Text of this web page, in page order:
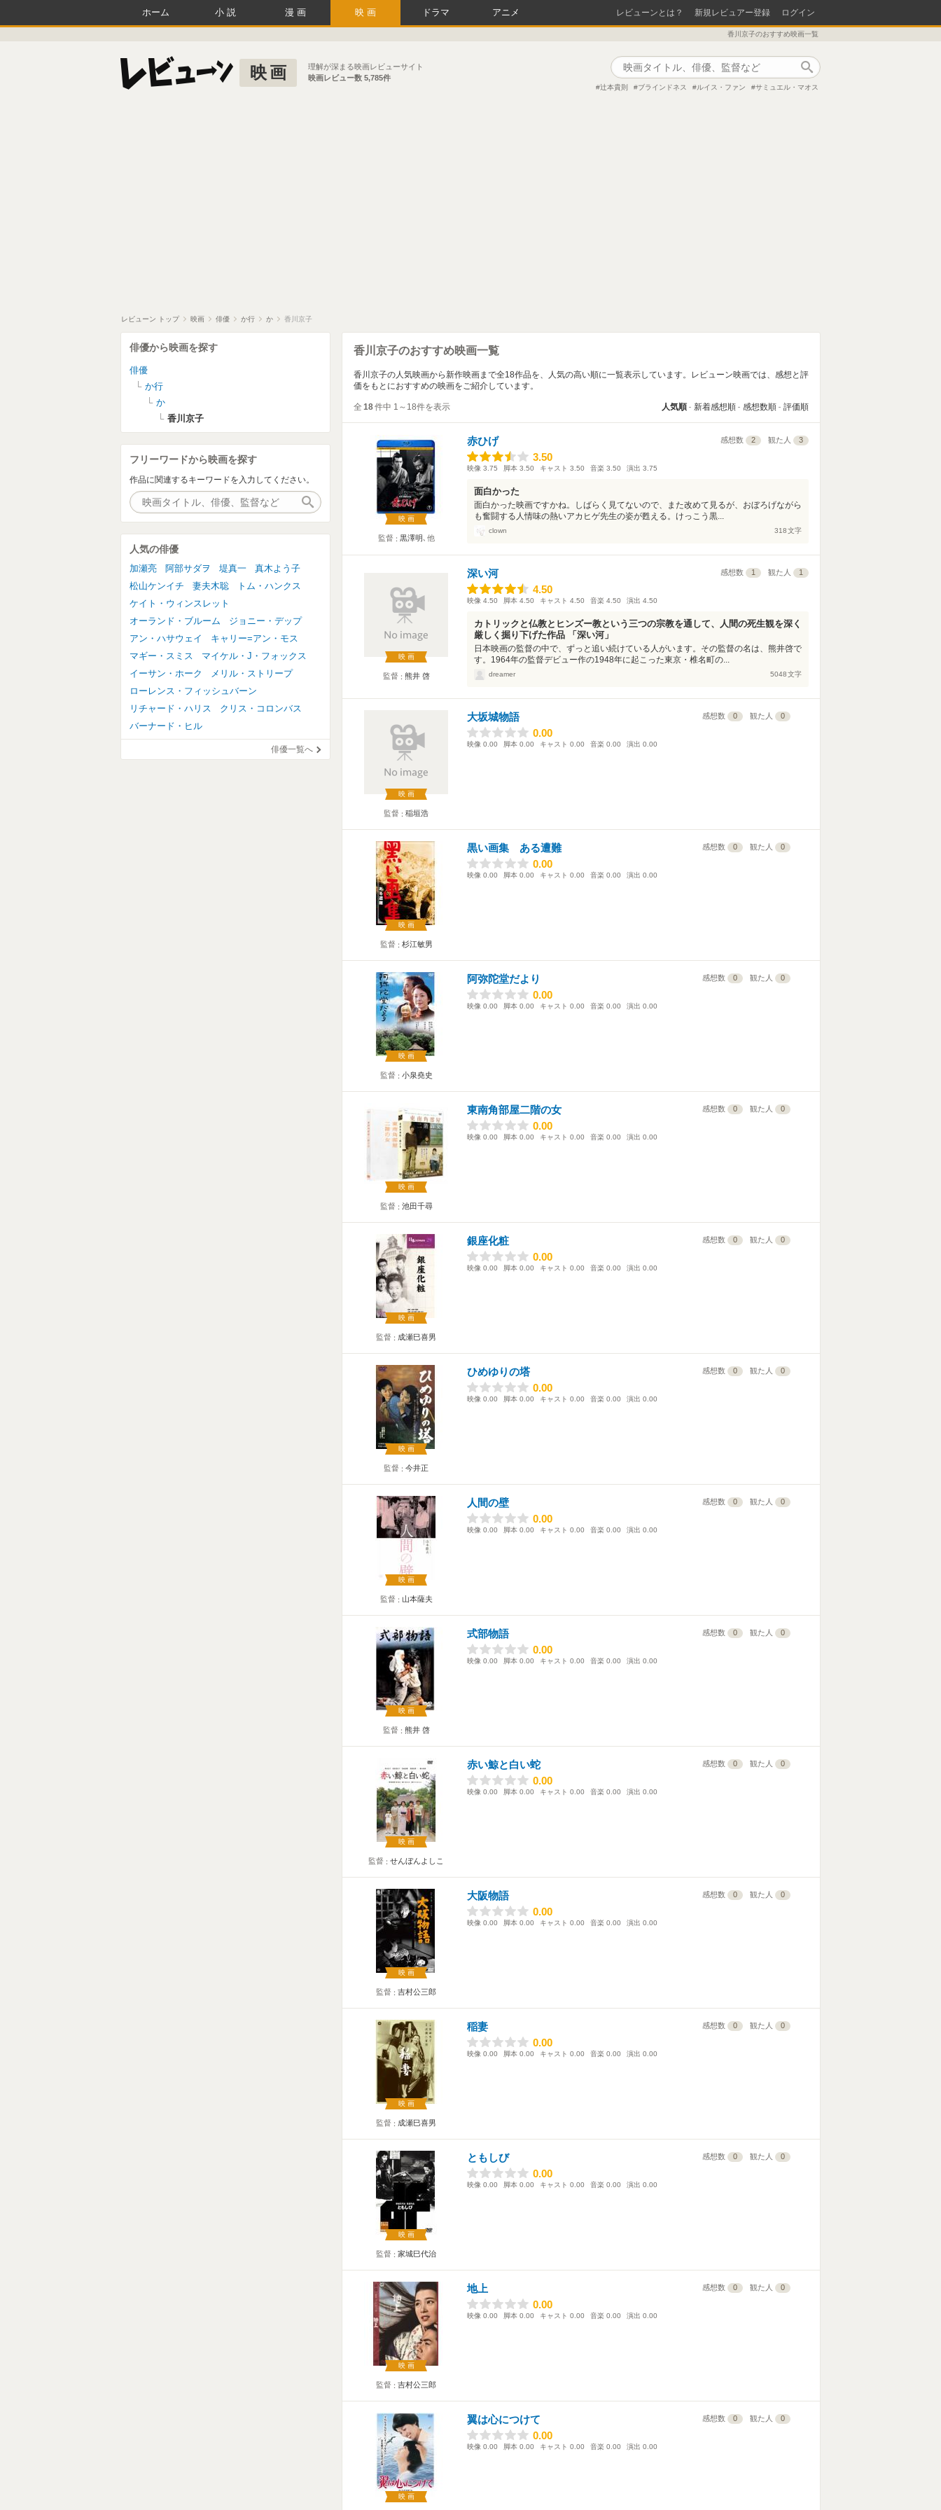
ホーム 小説 漫画 映画 ドラマ アニメ レビューンとは？ 新規レビュアー登録 ログイン
香川京子のおすすめ映画一覧
映画
理解が深まる映画レビューサイト
映画レビュー数 5,785件
辻本貴則 ブラインドネス ルイス・ファン サミュエル・マオス
レビューン トップ 映画 俳優 か行 か 香川京子
香川京子のおすすめ映画一覧
香川京子の人気映画から新作映画まで全18作品を、人気の高い順に一覧表示しています。レビューン映画では、感想と評
価をもとにおすすめの映画をご紹介しています。
全 18件中 1～18件を表示 人気順 新着感想順 感想数順 評価順
映画
監督 黒澤明､他
赤ひげ 感想数 2 観た人 3
3.50
3.50
映像 3.75 脚本 3.50 キャスト 3.50 音楽 3.50 演出 3.75
面白かった
面白かった映画ですかね。しばらく見てないので、また改めて見るが、おぼろげながら
も奮闘する人情味の熱いアカヒゲ先生の姿が甦える。けっこう黒...
clown 318文字
映画
監督 熊井 啓
深い河 感想数 1 観た人 1
4.50
4.50
映像 4.50 脚本 4.50 キャスト 4.50 音楽 4.50 演出 4.50
カトリックと仏教とヒンズー教という三つの宗教を通して、人間の死生観を深く
厳しく掘り下げた作品 「深い河」
日本映画の監督の中で、ずっと追い続けている人がいます。その監督の名は、熊井啓で
す。1964年の監督デビュー作の1948年に起こった東京・椎名町の...
dreamer 5048文字
映画
監督 稲垣浩
大坂城物語 感想数 0 観た人 0
0.00
0.00
映像 0.00 脚本 0.00 キャスト 0.00 音楽 0.00 演出 0.00
映画
監督 杉江敏男
黒い画集 ある遭難 感想数 0 観た人 0
0.00
0.00
映像 0.00 脚本 0.00 キャスト 0.00 音楽 0.00 演出 0.00
映画
監督 小泉堯史
阿弥陀堂だより 感想数 0 観た人 0
0.00
0.00
映像 0.00 脚本 0.00 キャスト 0.00 音楽 0.00 演出 0.00
映画
監督 池田千尋
東南角部屋二階の女 感想数 0 観た人 0
0.00
0.00
映像 0.00 脚本 0.00 キャスト 0.00 音楽 0.00 演出 0.00
映画
監督 成瀬巳喜男
銀座化粧 感想数 0 観た人 0
0.00
0.00
映像 0.00 脚本 0.00 キャスト 0.00 音楽 0.00 演出 0.00
映画
監督 今井正
ひめゆりの塔 感想数 0 観た人 0
0.00
0.00
映像 0.00 脚本 0.00 キャスト 0.00 音楽 0.00 演出 0.00
映画
監督 山本薩夫
人間の壁 感想数 0 観た人 0
0.00
0.00
映像 0.00 脚本 0.00 キャスト 0.00 音楽 0.00 演出 0.00
映画
監督 熊井 啓
式部物語 感想数 0 観た人 0
0.00
0.00
映像 0.00 脚本 0.00 キャスト 0.00 音楽 0.00 演出 0.00
映画
監督 せんぼんよしこ
赤い鯨と白い蛇 感想数 0 観た人 0
0.00
0.00
映像 0.00 脚本 0.00 キャスト 0.00 音楽 0.00 演出 0.00
映画
監督 吉村公三郎
大阪物語 感想数 0 観た人 0
0.00
0.00
映像 0.00 脚本 0.00 キャスト 0.00 音楽 0.00 演出 0.00
映画
監督 成瀬巳喜男
稲妻 感想数 0 観た人 0
0.00
0.00
映像 0.00 脚本 0.00 キャスト 0.00 音楽 0.00 演出 0.00
映画
監督 家城巳代治
ともしび 感想数 0 観た人 0
0.00
0.00
映像 0.00 脚本 0.00 キャスト 0.00 音楽 0.00 演出 0.00
映画
監督 吉村公三郎
地上 感想数 0 観た人 0
0.00
0.00
映像 0.00 脚本 0.00 キャスト 0.00 音楽 0.00 演出 0.00
映画
翼は心につけて 感想数 0 観た人 0
0.00
0.00
映像 0.00 脚本 0.00 キャスト 0.00 音楽 0.00 演出 0.00
俳優から映画を探す
俳優
か行
か
香川京子
フリーワードから映画を探す
作品に関連するキーワードを入力してください。
人気の俳優
加瀬亮 阿部サダヲ 堤真一
真木よう子
松山ケンイチ
妻夫木聡
トム・ハンクス
ケイト・ウィンスレット
オーランド・ブルーム
ジョニー・デップ
アン・ハサウェイ
キャリー=アン・モス
マギー・スミス
マイケル・J・フォックス
イーサン・ホーク
メリル・ストリープ
ローレンス・フィッシュバーン
リチャード・ハリス
クリス・コロンバス
バーナード・ヒル
俳優一覧へ